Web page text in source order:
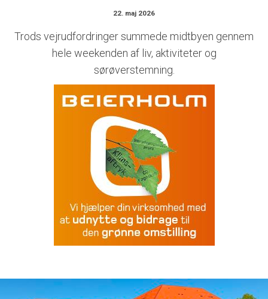
22. maj 2026
Trods vejrudfordringer summede midtbyen gennem
hele weekenden af liv, aktiviteter og
sørøverstemning.